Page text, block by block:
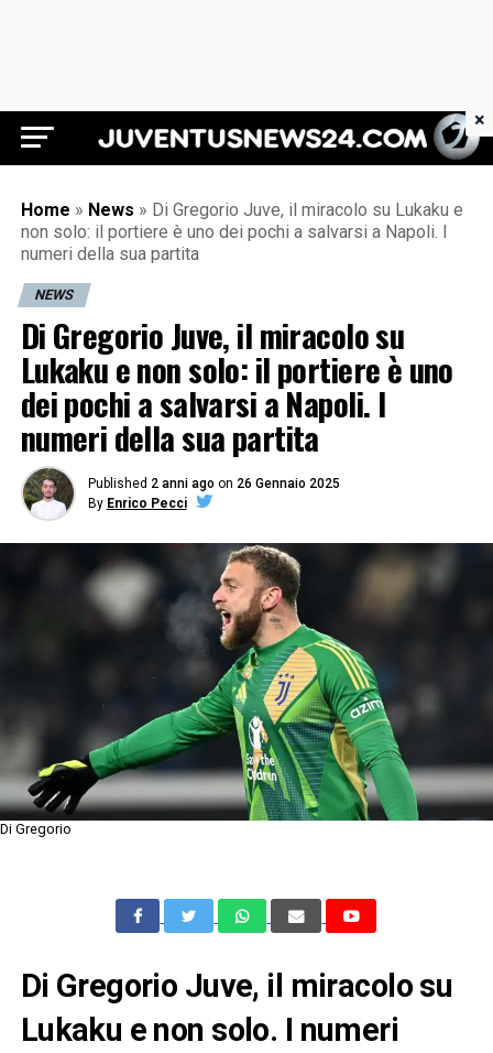
Juventus News 24
Home » News » Di Gregorio Juve, il miracolo su Lukaku e
non solo: il portiere è uno dei pochi a salvarsi a Napoli. I
numeri della sua partita
NEWS
Di Gregorio Juve, il miracolo su
Lukaku e non solo: il portiere è uno
dei pochi a salvarsi a Napoli. I
numeri della sua partita
Published 2 anni ago on 26 Gennaio 2025
By Enrico Pecci
Di Gregorio
Di Gregorio Juve, il miracolo su
Lukaku e non solo. I numeri
×